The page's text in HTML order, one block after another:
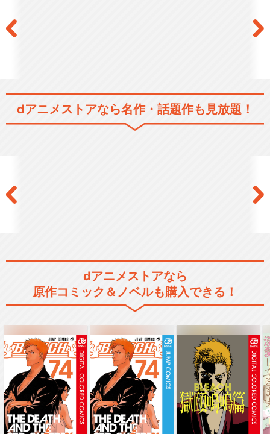
dアニメストアなら名作・話題作も見放題！
dアニメストアなら
原作コミック＆ノベルも購入できる！